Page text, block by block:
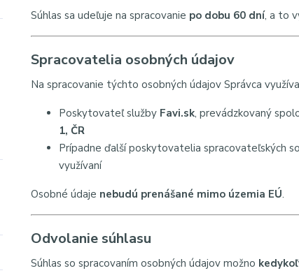
Súhlas sa udeľuje na spracovanie po dobu 60 dní, a to
Spracovatelia osobných údajov
Na spracovanie týchto osobných údajov Správca
Poskytovateľ služby Favi.sk, prevádzkovaný
1, ČR
Prípadne ďalší poskytovatelia spracovateľských
využívaní
Osobné údaje nebudú prenášané mimo územia EÚ.
Odvolanie súhlasu
Súhlas so spracovaním osobných údajov možno